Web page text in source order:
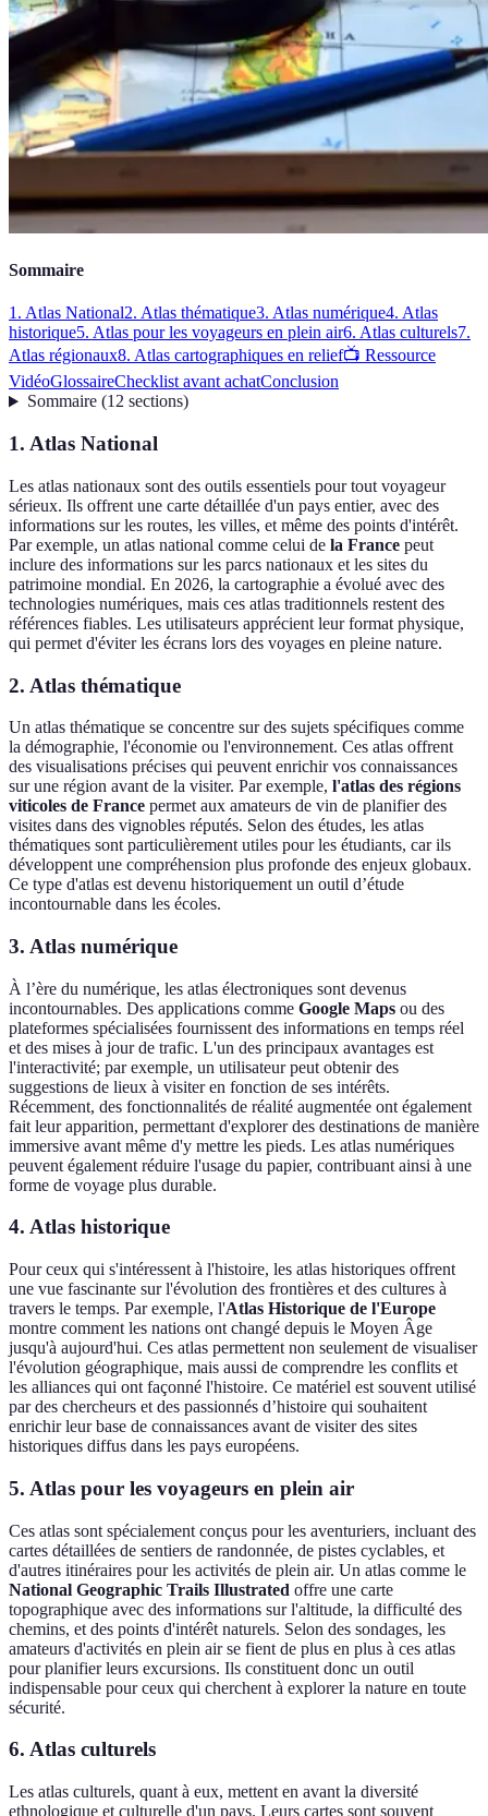
Sommaire
1. Atlas National2. Atlas thématique3. Atlas numérique4. Atlas
historique5. Atlas pour les voyageurs en plein air6. Atlas culturels7.
Atlas régionaux8. Atlas cartographiques en relief📺 Ressource
VidéoGlossaireChecklist avant achatConclusion
Sommaire(12 sections)
1. Atlas National
Les atlas nationaux sont des outils essentiels pour tout voyageur
sérieux. Ils offrent une carte détaillée d'un pays entier, avec des
informations sur les routes, les villes, et même des points d'intérêt.
Par exemple, un atlas national comme celui de la France peut
inclure des informations sur les parcs nationaux et les sites du
patrimoine mondial. En 2026, la cartographie a évolué avec des
technologies numériques, mais ces atlas traditionnels restent des
références fiables. Les utilisateurs apprécient leur format physique,
qui permet d'éviter les écrans lors des voyages en pleine nature.
2. Atlas thématique
Un atlas thématique se concentre sur des sujets spécifiques comme
la démographie, l'économie ou l'environnement. Ces atlas offrent
des visualisations précises qui peuvent enrichir vos connaissances
sur une région avant de la visiter. Par exemple, l'atlas des régions
viticoles de France permet aux amateurs de vin de planifier des
visites dans des vignobles réputés. Selon des études, les atlas
thématiques sont particulièrement utiles pour les étudiants, car ils
développent une compréhension plus profonde des enjeux globaux.
Ce type d'atlas est devenu historiquement un outil d’étude
incontournable dans les écoles.
3. Atlas numérique
À l’ère du numérique, les atlas électroniques sont devenus
incontournables. Des applications comme Google Maps ou des
plateformes spécialisées fournissent des informations en temps réel
et des mises à jour de trafic. L'un des principaux avantages est
l'interactivité; par exemple, un utilisateur peut obtenir des
suggestions de lieux à visiter en fonction de ses intérêts.
Récemment, des fonctionnalités de réalité augmentée ont également
fait leur apparition, permettant d'explorer des destinations de manière
immersive avant même d'y mettre les pieds. Les atlas numériques
peuvent également réduire l'usage du papier, contribuant ainsi à une
forme de voyage plus durable.
4. Atlas historique
Pour ceux qui s'intéressent à l'histoire, les atlas historiques offrent
une vue fascinante sur l'évolution des frontières et des cultures à
travers le temps. Par exemple, l'Atlas Historique de l'Europe
montre comment les nations ont changé depuis le Moyen Âge
jusqu'à aujourd'hui. Ces atlas permettent non seulement de visualiser
l'évolution géographique, mais aussi de comprendre les conflits et
les alliances qui ont façonné l'histoire. Ce matériel est souvent utilisé
par des chercheurs et des passionnés d’histoire qui souhaitent
enrichir leur base de connaissances avant de visiter des sites
historiques diffus dans les pays européens.
5. Atlas pour les voyageurs en plein air
Ces atlas sont spécialement conçus pour les aventuriers, incluant des
cartes détaillées de sentiers de randonnée, de pistes cyclables, et
d'autres itinéraires pour les activités de plein air. Un atlas comme le
National Geographic Trails Illustrated offre une carte
topographique avec des informations sur l'altitude, la difficulté des
chemins, et des points d'intérêt naturels. Selon des sondages, les
amateurs d'activités en plein air se fient de plus en plus à ces atlas
pour planifier leurs excursions. Ils constituent donc un outil
indispensable pour ceux qui cherchent à explorer la nature en toute
sécurité.
6. Atlas culturels
Les atlas culturels, quant à eux, mettent en avant la diversité
ethnologique et culturelle d'un pays. Leurs cartes sont souvent